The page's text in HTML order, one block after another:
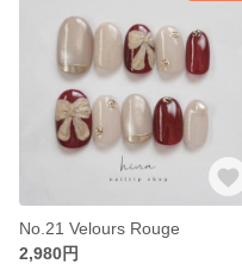
No.21 Velours Rouge
2,980円